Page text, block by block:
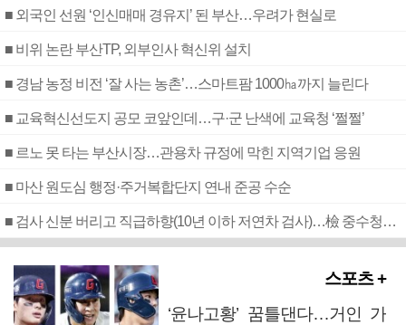
■ 외국인 선원 ‘인신매매 경유지’ 된 부산…우려가 현실로
■ 비위 논란 부산TP, 외부인사 혁신위 설치
■ 경남 농정 비전 ‘잘 사는 농촌’…스마트팜 1000㏊까지 늘린다
■ 교육혁신선도지 공모 코앞인데…구·군 난색에 교육청 ‘쩔쩔’
■ 르노 못 타는 부산시장…관용차 규정에 막힌 지역기업 응원
■ 마산 원도심 행정·주거복합단지 연내 준공 수순
■ 검사 신분 버리고 직급하향(10년 이하 저연차 검사)…檢 중수청행 기피
스포츠 +
‘윤나고황’ 꿈틀댄다…거인 가